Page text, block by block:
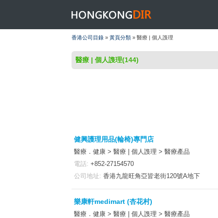
HONGKONGDIR
香港公司目錄 » 黃頁分類 » 醫療 | 個人謢理
醫療 | 個人謢理(144)
健興護理用品(輪椅)專門店
醫療．健康 > 醫療 | 個人謢理 > 醫療產品
電話: +852-27154570
公司地址: 香港九龍旺角亞皆老街120號A地下
樂康軒medimart (杏花村)
醫療．健康 > 醫療 | 個人謢理 > 醫療產品